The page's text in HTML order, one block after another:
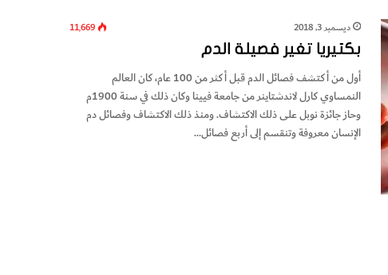
ديسمبر 3, 2018 11٬669
بكتيريا تغير فصيلة الدم
أول من أكتشف فصائل الدم قبل أكثر من 100 عام، كان العالم
النمساوي كارل لاندشتاينر من جامعة فيينا وكان ذلك في سنة 1900م
وحاز جائزة نوبل على ذلك الاكتشاف. ومنذ ذلك الاكتشاف وفصائل دم
الإنسان معروفة وتنقسم إلى أربع فصائل…